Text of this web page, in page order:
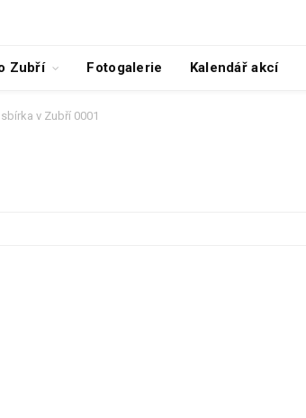
Zubří Fotogalerie Kalendář akcí
v Zubří 0001